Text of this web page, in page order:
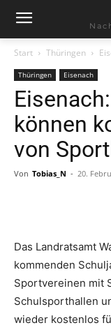
Start Thüringen
Thüringen Eisenach
können
von
Von Tobias_N - 20.
Das Landratsamt
kommenden
Sportvereinen mit
Schulsporthallen
wieder kostenlos